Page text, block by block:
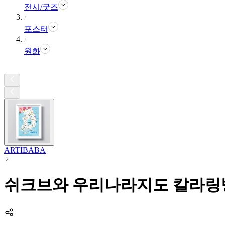
전시/굿즈
포스터
원화
ARTIBABA
쉬크브와 우리나라지도 칼라